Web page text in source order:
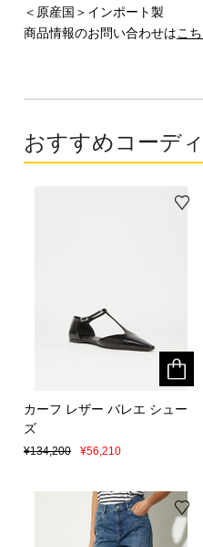
＜原産国＞インポート製
商品情報のお問い合わせはこ
おすすめコーデ
カーフ レザー バレエ シュー
ズ
¥134,200 ¥56,210
カーフ レザー バレエ シュー
ズ
¥134,200 ¥56,210